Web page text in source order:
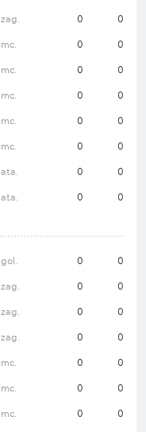
zag. 0 0
mc. 0 0
mc. 0 0
mc. 0 0
mc. 0 0
mc. 0 0
ata. 0 0
ata. 0 0
gol. 0 0
zag. 0 0
zag. 0 0
zag. 0 0
mc. 0 0
mc. 0 0
mc. 0 0